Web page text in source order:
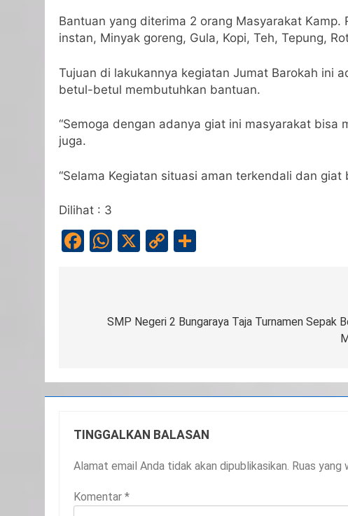
Bantuan yang diterima 2 orang Masyarakat
instan, Minyak goreng, Gula, Kopi, Teh, Tepung,
Tujuan di lakukannya kegiatan Jumat Barokah ini
betul-betul membutuhkan bantuan.
“Semoga dengan adanya giat ini masyarakat
juga.
“Selama Kegiatan situasi aman terkendali dan
Dilihat : 3
Facebook
WhatsApp
X
Copy
SMP Negeri 2 Bungaraya Taja Turnamen Sepak
TINGGALKAN BALASAN
Alamat email Anda tidak akan dipublikasikan. Ruas yang
Komentar *